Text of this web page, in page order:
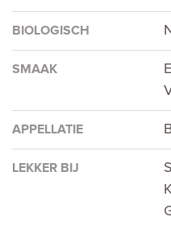
BIOLOGISCH
SMAAK
APPELLATIE
LEKKER BIJ